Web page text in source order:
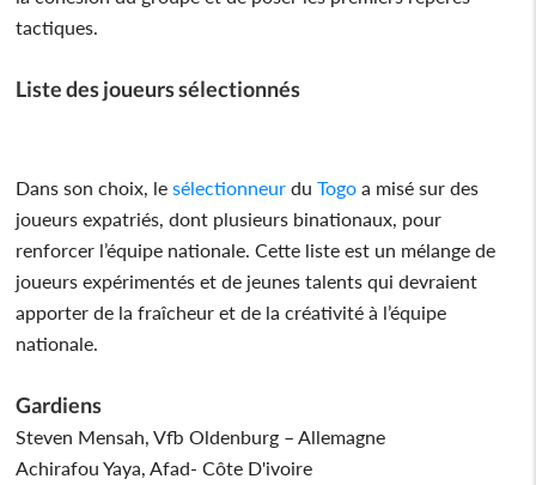
tactiques.
Liste des joueurs sélectionnés
Dans son choix, le sélectionneur duTogo a misé sur des
joueurs expatriés, dont plusieurs binationaux, pour
renforcer l’équipe nationale. Cette liste est un mélange de
joueurs expérimentés et de jeunes talents qui devraient
apporter de la fraîcheur et de la créativité à l’équipe
nationale.
Gardiens
Steven Mensah, Vfb Oldenburg – Allemagne
Achirafou Yaya, Afad- Côte D'ivoire